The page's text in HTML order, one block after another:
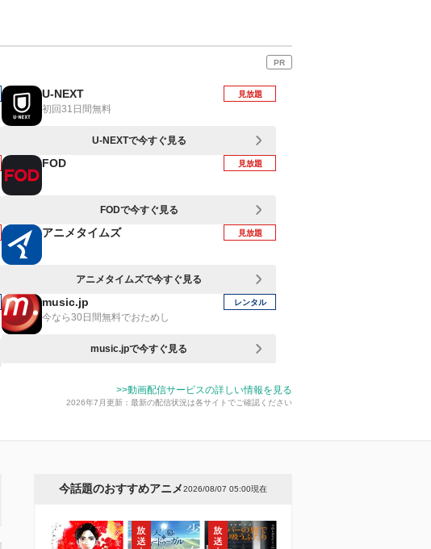
PR
U-NEXT
初回31日間無料
見放題
U-NEXTで今すぐ見る
FOD 見放題
FODで今すぐ見る
アニメタイムズ 見放題
アニメタイムズで今すぐ見る
music.jp
今なら30日間無料でおためし
レンタル
music.jpで今すぐ見る
>>動画配信サービスの詳しい情報を見る
2026年7月更新：最新の配信状況は各サイトでご確認ください
今話題のおすすめアニメ2026/08/07 05:00現在